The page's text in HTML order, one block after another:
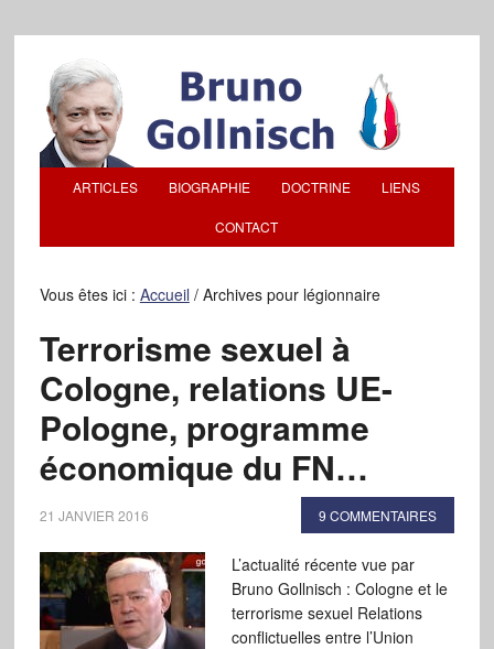
ARTICLES BIOGRAPHIE DOCTRINE LIENS
CONTACT
Vous êtes ici : Accueil /Archives pour légionnaire
Terrorisme sexuel à
Cologne, relations UE-
Pologne, programme
économique du FN…
21 JANVIER 2016 9 COMMENTAIRES
L’actualité récente vue par
Bruno Gollnisch : Cologne et le
terrorisme sexuel Relations
conflictuelles entre l’Union